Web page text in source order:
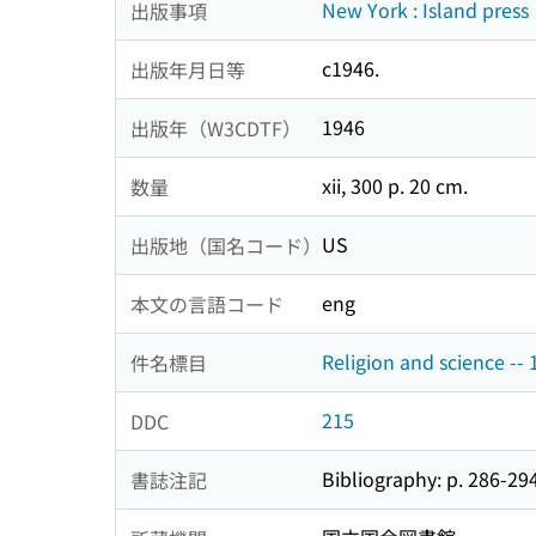
出版事項 New York : Island press
出版年月日等 c1946.
出版年（W3CDTF） 1946
数量 xii, 300 p. 20 cm.
出版地（国名コード） US
本文の言語コード eng
件名標目 Religion and science --
DDC 215
書誌注記 Bibliography: p. 286-